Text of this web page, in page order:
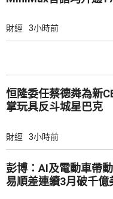
財經 3小時前
恒隆委任蔡德粦為新
掌玩具反斗城星巴克
財經 3小時前
彭博：AI及電動車帶
易順差連續3月破千億